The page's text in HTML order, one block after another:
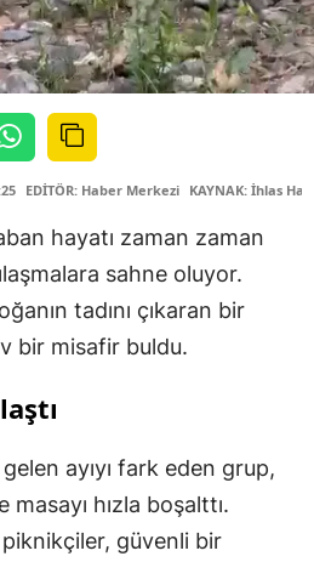
EDİTÖR: Haber Merkezi KAYNAK: İhlas
hayatı zaman zaman
sahne oluyor.
tadını çıkaran bir
bir misafir buldu.
ayıyı fark eden grup,
hızla boşalttı.
güvenli bir